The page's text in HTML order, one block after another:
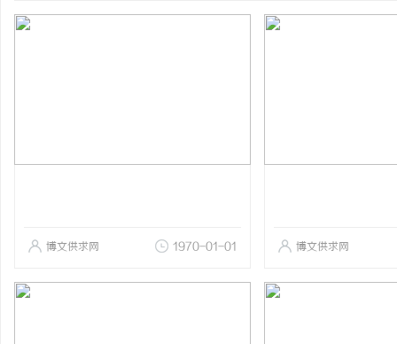
博文供求网 1970-01-01 博文供求网